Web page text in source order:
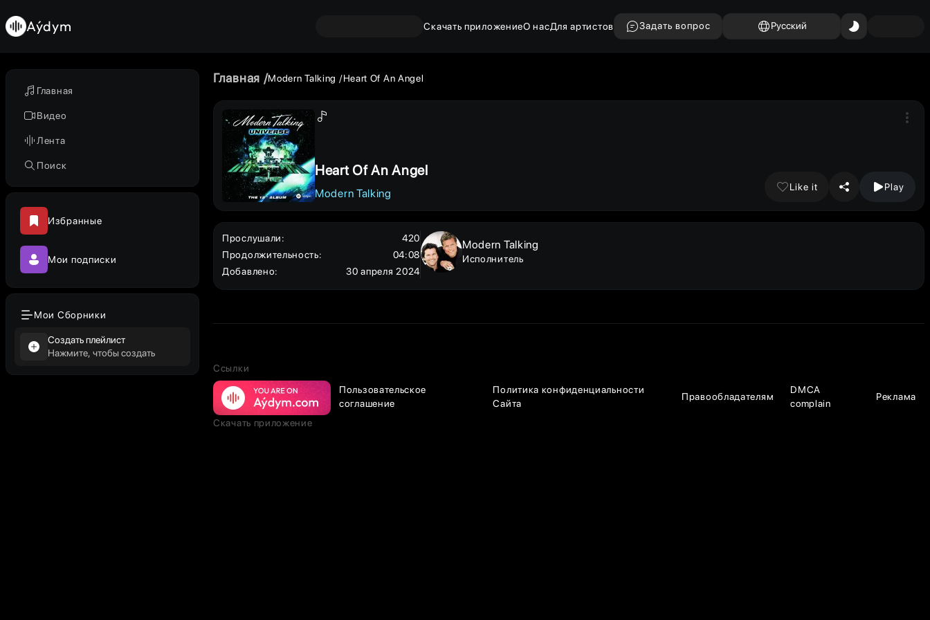
Главная
Видео
Лента
Поиск
Избранные
Мои подписки
Мои Сборники
Создать плейлист
Нажмите, чтобы создать
Aýdym Скачать приложениеО насДля артистов Задать вопрос Русский
Главная Modern Talking Heart Of An Angel
Heart Of An Angel
Modern Talking
Like it Play
Прослушали:
420
Продолжительность:
04:08
Добавлено: 30 апреля 2024
Modern Talking
Исполнитель
Ссылки
Пользовательское
соглашение
Политика конфиденциальности
Сайта
Правообладателям
DMCA
complain
Реклама
Скачать приложение